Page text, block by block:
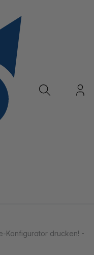
Konfigurator drucken! -